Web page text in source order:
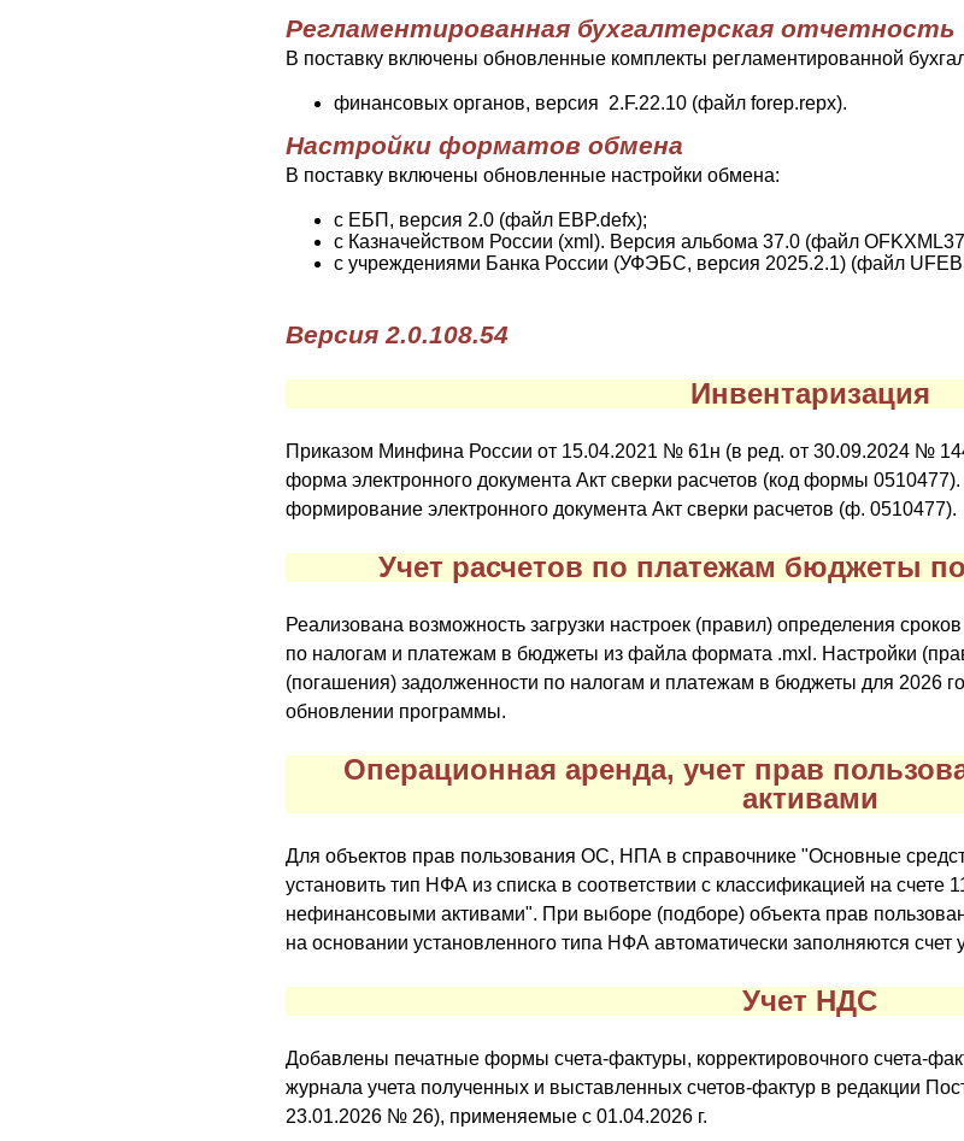
Регламентированная бухгалтерская отчетность
В поставку включены обновленные комплекты регламентированной
финансовых органов, версия 2.F.22.10 (файл forep.repx).
Настройки форматов обмена
В поставку включены обновленные настройки обмена:
с ЕБП, версия 2.0 (файл EBP.defx);
с Казначейством России (xml). Версия альбома 37.0 (файл
с учреждениями Банка России (УФЭБС, версия 2025.2.1) (файл
Версия 2.0.108.54
Инвентаризация
Приказом Минфина России от 15.04.2021 № 61н (в ред. от 30.09.2024 №
форма электронного документа Акт сверки расчетов (код формы
формирование электронного документа Акт сверки расчетов (ф. 0510477).
Учет расчетов по платежам бюджеты
Реализована возможность загрузки настроек (правил) определения
по налогам и платежам в бюджеты из файла формата .mxl. Настройки
(погашения) задолженности по налогам и платежам в бюджеты для 2026
обновлении программы.
Операционная аренда, учет прав
активами
Для объектов прав пользования ОС, НПА в справочнике "Основные
установить тип НФА из списка в соответствии с классификацией на счете
нефинансовыми активами". При выборе (подборе) объекта прав
на основании установленного типа НФА автоматически заполняются счет
Учет НДС
Добавлены печатные формы счета-фактуры, корректировочного счета-
журнала учета полученных и выставленных счетов-фактур в редакции
23.01.2026 № 26), применяемые с 01.04.2026 г.